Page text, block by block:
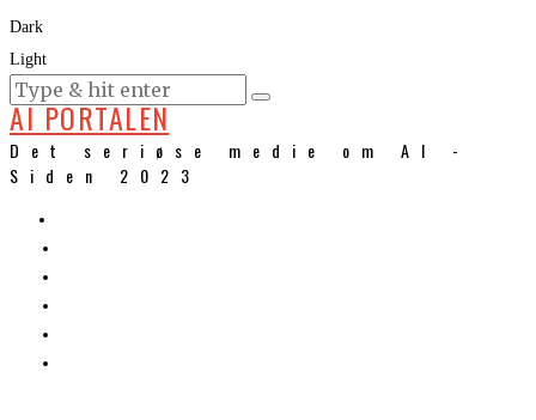
Dark
Light
KURSER
AI PORTALEN
Det seriøse medie om AI -
Siden 2023